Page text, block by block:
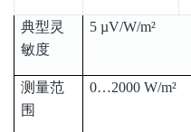
典型灵
敏度
5 µV/W/m²
测量范
围
0…2000 W/m²